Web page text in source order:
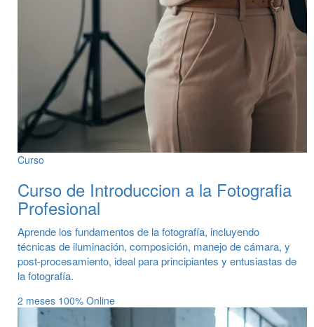
Curso
Curso de Introduccion a la Fotografia
Profesional
Aprende los fundamentos de la fotografía, incluyendo
técnicas de iluminación, composición, manejo de cámara, y
post-procesamiento, ideal para principiantes y entusiastas de
la fotografía.
2 meses 100% Online